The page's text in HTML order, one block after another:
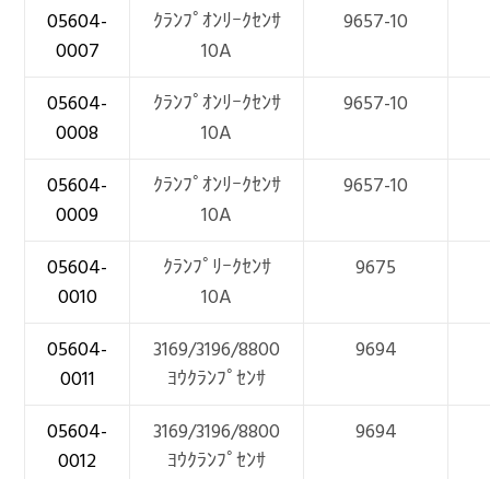
05604-
0007
ｸﾗﾝﾌﾟｵﾝﾘｰｸｾﾝｻ
10A
9657-10
05604-
0008
ｸﾗﾝﾌﾟｵﾝﾘｰｸｾﾝｻ
10A
9657-10
05604-
0009
ｸﾗﾝﾌﾟｵﾝﾘｰｸｾﾝｻ
10A
9657-10
05604-
0010
ｸﾗﾝﾌﾟﾘｰｸｾﾝｻ
10A
9675
05604-
0011
3169/3196/8800
ﾖｳｸﾗﾝﾌﾟｾﾝｻ
9694
05604-
0012
3169/3196/8800
ﾖｳｸﾗﾝﾌﾟｾﾝｻ
9694